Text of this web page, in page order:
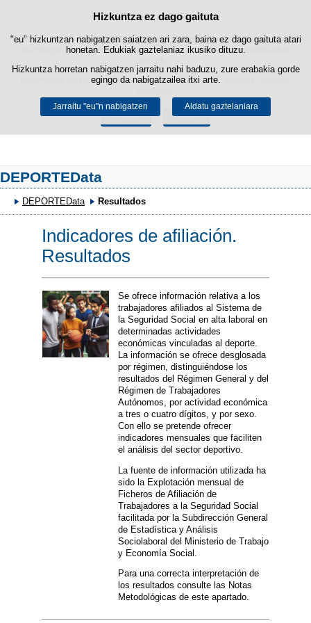
Cookie politika
Webgune honek berezko cookie-ak erabiltzen ditu nabigazioa errazteko
eta hirugarrenen cookie-ak erabilera- eta gogobetetasun-estatistikak
Informazio gehiago lor dezakezu gure "Cookie-ak" atalean,
Onartu Ukatu
Hizkuntza ez dago gaituta
"eu" hizkuntzan nabigatzen saiatzen ari zara, baina ez dago gaituta atari
honetan. Edukiak gaztelaniaz ikusiko dituzu.
Hizkuntza horretan nabigatzen jarraitu nahi baduzu, zure erabakia gorde
egingo da nabigatzailea itxi arte.
Jarraitu "eu"n nabigatzen Aldatu gaztelaniara
Edukira salto egin
DEPORTEData
DEPORTEData Resultados
Indicadores de afiliación.
Resultados
Se ofrece información relativa a los
trabajadores afiliados al Sistema de
la Seguridad Social en alta laboral en
determinadas actividades
económicas vinculadas al deporte.
La información se ofrece desglosada
por régimen, distinguiéndose los
resultados del Régimen General y del
Régimen de Trabajadores
Autónomos, por actividad económica
a tres o cuatro dígitos, y por sexo.
Con ello se pretende ofrecer
indicadores mensuales que faciliten
el análisis del sector deportivo.
La fuente de información utilizada ha
sido la Explotación mensual de
Ficheros de Afiliación de
Trabajadores a la Seguridad Social
facilitada por la Subdirección General
de Estadística y Análisis
Sociolaboral del Ministerio de Trabajo
y Economía Social.
Para una correcta interpretación de
los resultados consulte las Notas
Metodológicas de este apartado.